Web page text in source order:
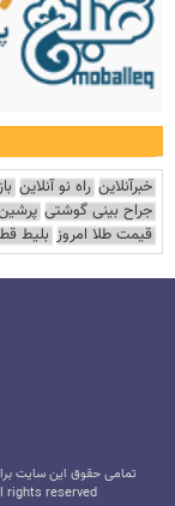
خبرآنلاین راه نو آنلاین
جراح بینی گوشتی
قیمت طلا امروز بلیط
تمامی حقوق این سایت
rights reserved